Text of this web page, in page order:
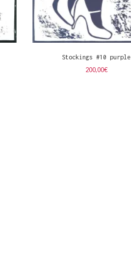
Stockings #10 purple
200,00€